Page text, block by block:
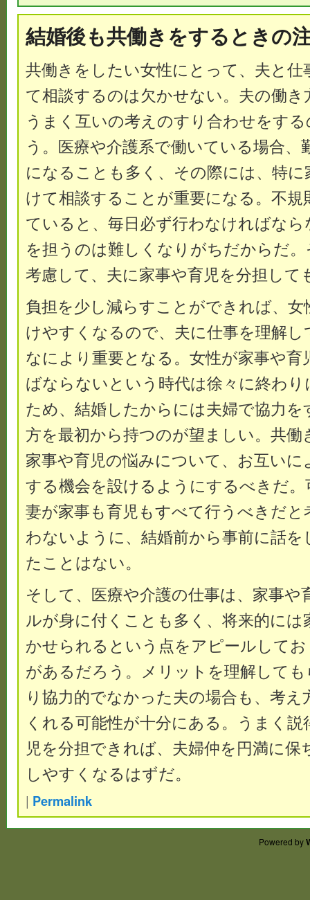
結婚後も共働きをするときの
共働きをしたい女性にとって、夫と仕
て相談するのは欠かせない。夫の働き
うまく互いの考えのすり合わせをす
う。医療や介護系で働いている場合、
になることも多く、その際には、特
けて相談することが重要になる。不規
ていると、毎日必ず行わなければな
を担うのは難しくなりがちだからだ
考慮して、夫に家事や育児を分担して
負担を少し減らすことができれば、女
けやすくなるので、夫に仕事を理解
なにより重要となる。女性が家事や育
ばならないという時代は徐々に終わ
ため、結婚したからには夫婦で協力
方を最初から持つのが望ましい。共働
家事や育児の悩みについて、お互い
する機会を設けるようにするべきだ
妻が家事も育児もすべて行うべきだ
わないように、結婚前から事前に話
たことはない。
そして、医療や介護の仕事は、家事や
ルが身に付くことも多く、将来的には
かせられるという点をアピールして
があるだろう。メリットを理解して
り協力的でなかった夫の場合も、考
くれる可能性が十分にある。うまく
児を分担できれば、夫婦仲を円満に保
しやすくなるはずだ。
| Permalink
Powered by